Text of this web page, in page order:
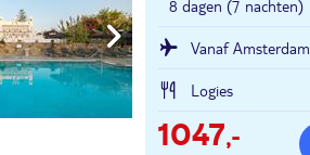
8 dagen (7 nachten)
Vanaf Amsterdam
Logies
1047,-